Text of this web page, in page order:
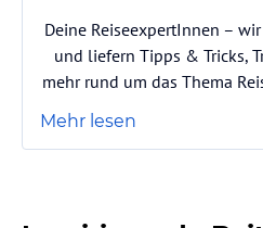
Deine ReiseexpertInnen –
und liefern Tipps & Tricks,
mehr rund um das Thema
Mehr lesen